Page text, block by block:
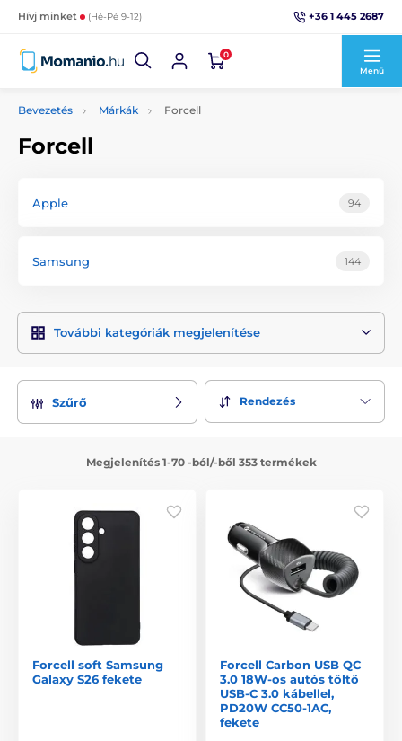
Hívj minket (Hé-Pé 9-12) +36 1 445 2687
0
Menü
Bevezetés Márkák Forcell
Forcell
Apple 94
Samsung 144
További kategóriák megjelenítése
Szűrő Rendezés
Megjelenítés 1-70 -ból/-ből 353 termékek
Forcell soft Samsung
Galaxy S26 fekete
Forcell Carbon USB QC
3.0 18W-os autós töltő
USB-C 3.0 kábellel,
PD20W CC50-1AC,
fekete